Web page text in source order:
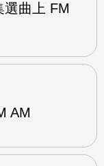
選曲上 FM
AM